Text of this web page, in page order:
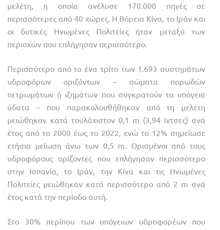
μελέτη, η οποία ανέλυσε 170.000 πηγές σε
περισσότερες από 40 χώρες. Η Βόρεια Κίνα, το Ιράν και
οι δυτικές Ηνωμένες Πολιτείες ήταν μεταξύ των
περιοχών που επλήγησαν περισσότερο.
Περισσότερο από το ένα τρίτο των 1.693 συστημάτων
υδροφόρων οριζόντων – σώματα πορωδών
πετρωμάτων ή ιζημάτων που συγκρατούν τα υπόγεια
ύδατα – που παρακολουθήθηκαν από τη μελέτη
μειώθηκαν κατά τουλάχιστον 0,1 m (3,94 ίντσες) ανά
έτος από το 2000 έως το 2022, ενώ το 12% σημείωσε
ετήσια μείωση άνω των 0,5 m. Ορισμένοι από τους
υδροφόρους ορίζοντες που επλήγησαν περισσότερο
στην Ισπανία, το Ιράν, την Κίνα και τις Ηνωμένες
Πολιτείες μειώθηκαν κατά περισσότερο από 2 m ανά
έτος κατά την περίοδο αυτή.
Στο 30% περίπου των υπόγειων υδροφορέων που